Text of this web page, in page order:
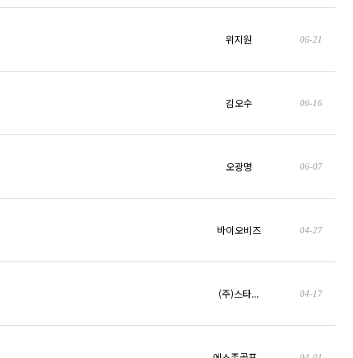
위지원 06-21
김오수 06-16
오광명 06-07
바이오비즈 04-27
(주)스타... 04-17